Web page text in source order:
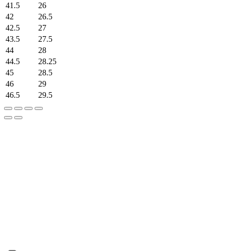
41.5
26
42
26.5
42.5
27
43.5
27.5
44
28
44.5
28.25
45
28.5
46
29
46.5
29.5